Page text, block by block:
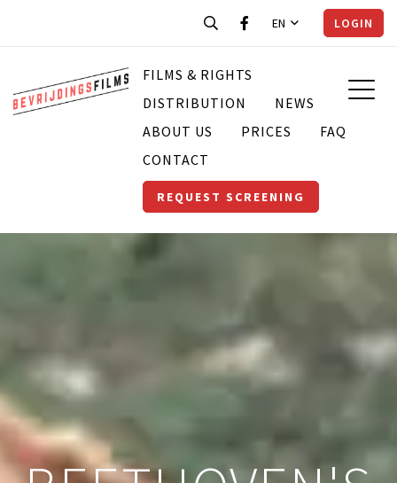
EN LOGIN
FILMS & RIGHTS
DISTRIBUTION
NEWS
ABOUT US
PRICES
FAQ
CONTACT
REQUEST SCREENING